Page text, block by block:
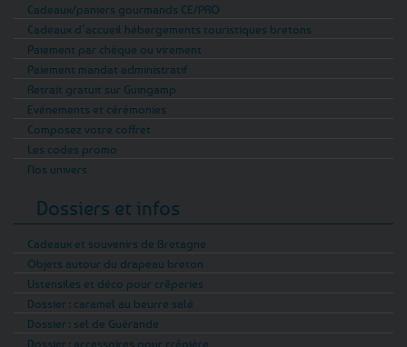
Cadeaux/paniers gourmands CE/PRO
Cadeaux d’accueil hébergements touristiques bretons
Paiement par chèque ou virement
Paiement mandat administratif
Retrait gratuit sur Guingamp
Evénements et cérémonies
Composez votre coffret
Les codes promo
Nos univers
Dossiers et infos
Cadeaux et souvenirs de Bretagne
Objets autour du drapeau breton
Ustensiles et déco pour crêperies
Dossier : caramel au beurre salé
Dossier : sel de Guérande
Dossier : accessoires pour crêpière